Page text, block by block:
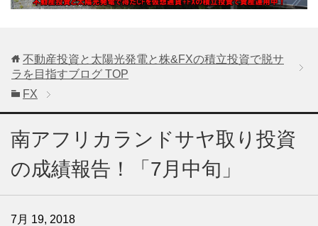
不動産投資と太陽光発電と株&FXの積立投資で脱サ
ラを目指すブログ TOP
FX
南アフリカランドサヤ取り投資
の成績報告！「7月中旬」
7月 19, 2018